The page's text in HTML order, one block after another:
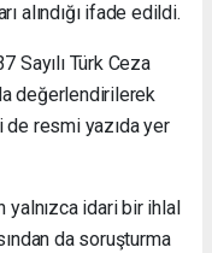
alındığı ifade edildi.
Sayılı Türk Ceza
değerlendirilerek
de resmi yazıda yer
yalnızca idari bir ihlal
da soruşturma